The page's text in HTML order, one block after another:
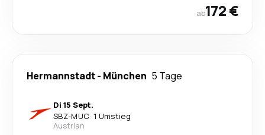
ab172 €
Hermannstadt- München 5 Tage
Di 15 Sept.
SBZ-MUC· 1 Umstieg
Austrian